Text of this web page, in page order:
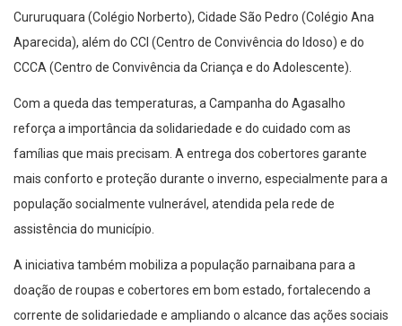
Cururuquara (Colégio Norberto), Cidade São Pedro (Colégio Ana
Aparecida), além do CCI (Centro de Convivência do Idoso) e do
CCCA (Centro de Convivência da Criança e do Adolescente).
Com a queda das temperaturas, a Campanha do Agasalho
reforça a importância da solidariedade e do cuidado com as
famílias que mais precisam. A entrega dos cobertores garante
mais conforto e proteção durante o inverno, especialmente para a
população socialmente vulnerável, atendida pela rede de
assistência do município.
A iniciativa também mobiliza a população parnaibana para a
doação de roupas e cobertores em bom estado, fortalecendo a
corrente de solidariedade e ampliando o alcance das ações sociais